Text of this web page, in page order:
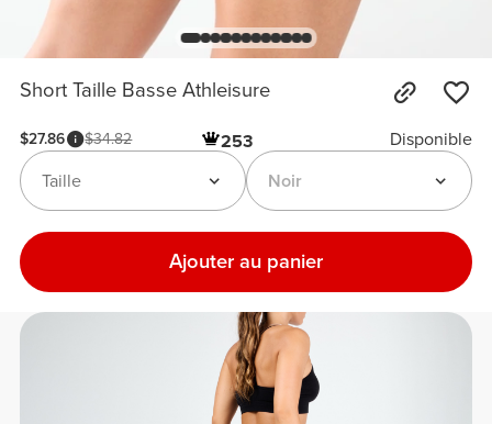
Short Taille Basse Athleisure
$27.86 $34.82 253
Disponible
Noir
Taille
Ajouter au panier